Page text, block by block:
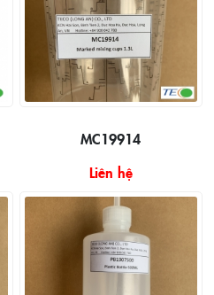
MC19914
Liên hệ